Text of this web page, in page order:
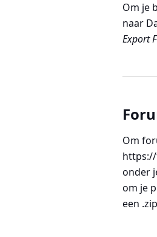
Om je
naar
Export
Om
onder
om je
een